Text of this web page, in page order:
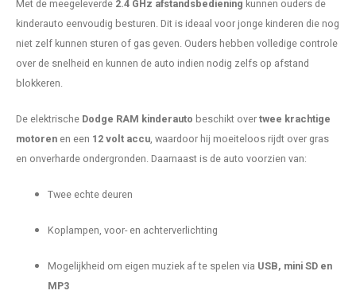
Met de meegeleverde 2.4 GHz afstandsbediening kunnen ouders de
kinderauto eenvoudig besturen. Dit is ideaal voor jonge kinderen die nog
niet zelf kunnen sturen of gas geven. Ouders hebben volledige controle
over de snelheid en kunnen de auto indien nodig zelfs op afstand
blokkeren.
De elektrische Dodge RAM kinderauto beschikt overtwee krachtige
motoren en een 12 volt accu, waardoor hij moeiteloos rijdt over gras
en onverharde ondergronden. Daarnaast is de auto voorzien van:
Twee echte deuren
Koplampen, voor- en achterverlichting
Mogelijkheid om eigen muziek af te spelen via USB, mini SD en
MP3